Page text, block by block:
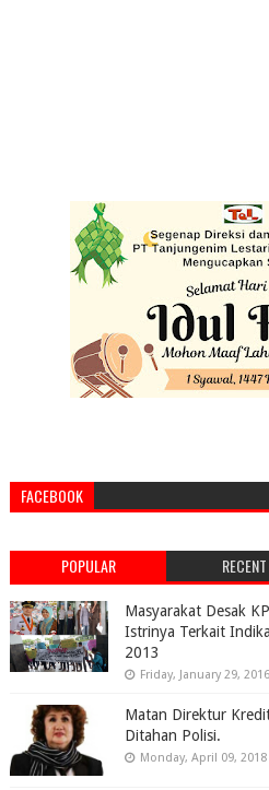
FACEBOOK
POPULAR RECENT
Masyarakat Desak
Istrinya Terkait
2013
Friday, January 29, 2016
Matan Direktur
Ditahan Polisi.
Monday, April 09, 2018